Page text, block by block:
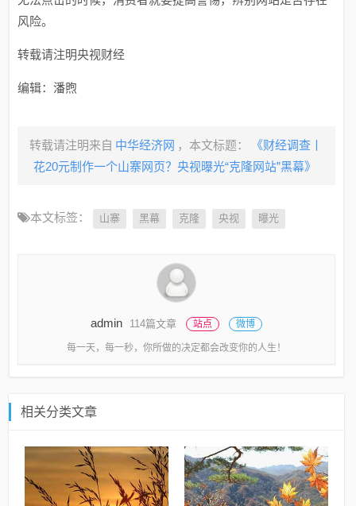
风险。
转载请注明央视财经
编辑：潘煦
转载请注明来自 中华经济网 ，本文标题：
《财经调查丨
花20元制作一个山寨网页？央视曝光“克隆网站”黑幕》
本文标签： 山寨 黑幕 克隆 央视 曝光
admin 114篇文章 站点 微博
每一天，每一秒，你所做的决定都会改变你的人生！
相关分类文章